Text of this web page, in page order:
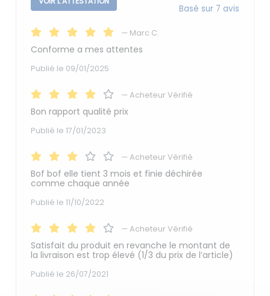
Basé sur 7 avis
— Marc C.
Conforme a mes attentes
Publié le 09/01/2025
—Acheteur Vérifié
Bon rapport qualité prix
Publié le 17/01/2023
—Acheteur Vérifié
Bof bof elle tient 3 mois et finie déchirée
comme chaque année
Publié le 11/10/2022
—Acheteur Vérifié
Satisfait du produit en revanche le montant de
la livraison est trop élevé (1/3 du prix de l’article)
Publié le 26/07/2021